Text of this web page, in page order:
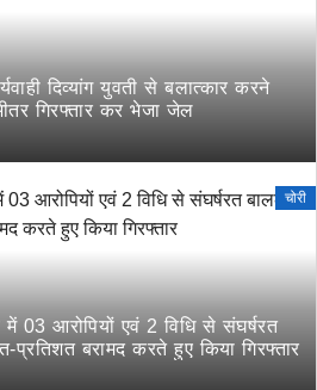
दिव्यांग युवती से बलात्कार करने
गिरफ्तार कर भेजा जेल
चोरी
03 आरोपियों एवं 2 विधि से संघर्षरत
प्रतिशत बरामद करते हुए किया गिरफ्तार